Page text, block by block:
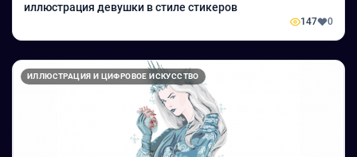
иллюстрация девушки в стиле стикеров
147 0
ИЛЛЮСТРАЦИЯ И ЦИФРОВОЕ ИСКУССТВО